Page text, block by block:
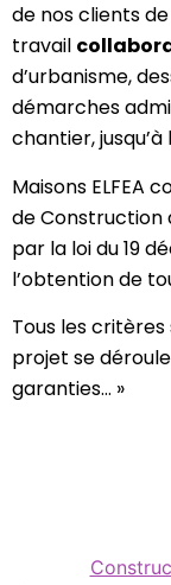
de nos clients
travail
d’urbanisme,
démarches
chantier,
Maisons ELFEA
de Construction
par la loi du 19
l’obtention de
Tous les critères
projet se
garanties… »